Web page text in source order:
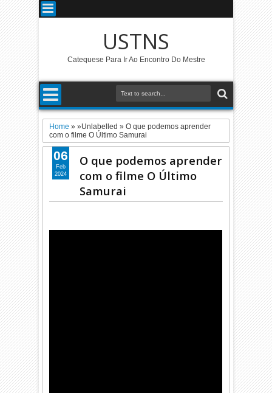
USTNS
Catequese Para Ir Ao Encontro Do Mestre
Home » »Unlabelled »O que podemos aprender
com o filme O Último Samurai
O que podemos aprender
com o filme O Último
Samurai
06
Feb
2024